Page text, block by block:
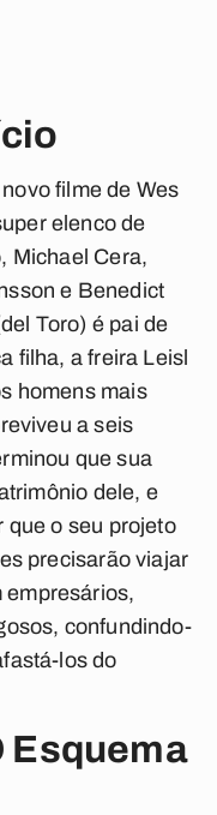
filme de Wes
elenco de
Michael Cera,
e Benedict
Toro) é pai de
filha, a freira Leisl
homens mais
a seis
que sua
dele, e
que o seu projeto
precisarão viajar
empresários,
confundindo-
los do
Esquema